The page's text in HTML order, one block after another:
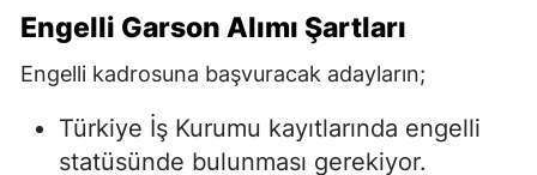
Engelli Garson Alımı Şartları
Engelli kadrosuna başvuracak adayların;
Türkiye İş Kurumu kayıtlarında engelli
statüsünde bulunması gerekiyor.